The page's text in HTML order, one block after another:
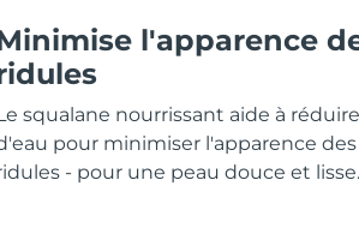
l'apparence
squalane nourrissant aide à
pour minimiser l'apparence
- pour une peau douce et lisse.